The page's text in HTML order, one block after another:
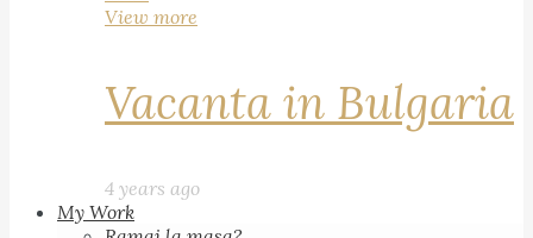
View more
Vacanta in Bulgaria
4 years ago
My Work